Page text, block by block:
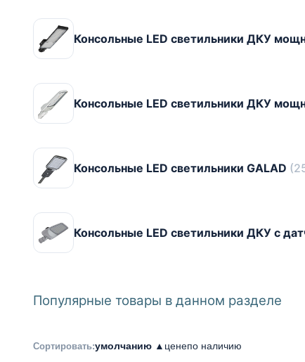
Консольные LED светильники ДКУ
Консольные LED светильники ДКУ
Консольные LED светильники GALAD
Консольные LED светильники ДКУ с
Популярные товары в данном разделе
Сортировать:умолчанию ▲ ценепо наличию